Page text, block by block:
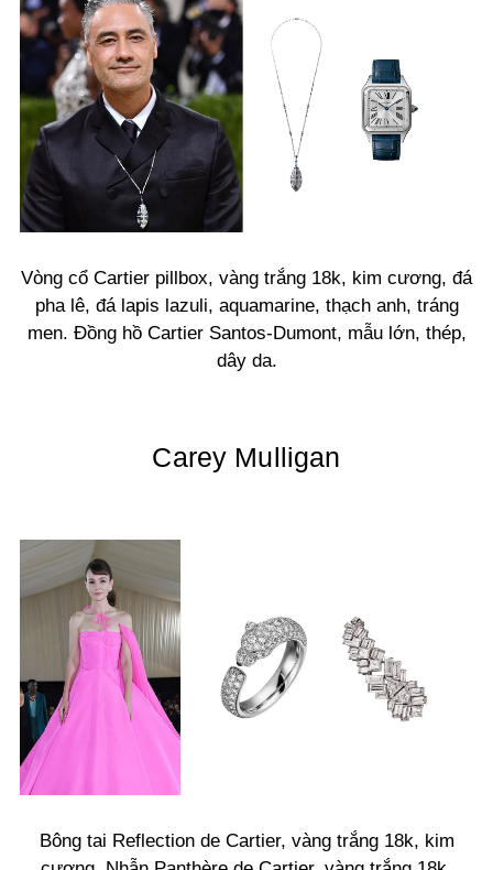
Vòng cổ Cartier pillbox, vàng trắng 18k, kim cương, đá
pha lê, đá lapis lazuli, aquamarine, thạch anh, tráng
men. Đồng hồ Cartier Santos-Dumont, mẫu lớn, thép,
dây da.
Carey Mulligan
Bông tai Reflection de Cartier, vàng trắng 18k, kim